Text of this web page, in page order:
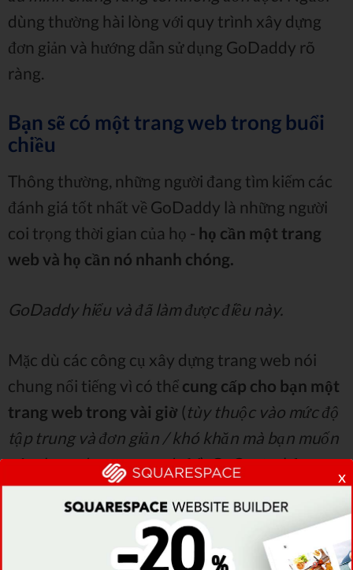
dùng thường hài lòng với quy trình xây dựng
đơn giản và hướng dẫn sử dụng GoDaddy rõ
ràng.
Bạn sẽ có một trang web trong buổi
chiều
Thông thường, những người đang tìm kiếm các
đánh giá tốt nhất về GoDaddy là những người
coi trọng thời gian của họ - họ cần một trang
web và họ cần nó nhanh chóng.
GoDaddy hiểu và đã làm được điều này.
Mặc dù các công cụ xây dựng trang web nói
chung nổi tiếng vì có thể cung cấp cho bạn một
trang web trong vài giờ (tùy thuộc vào mức độ
tập trung và đơn giản / khó khăn mà bạn muốn
xây dựng cho trang web đó), GoCentral đưa
yêu cầu này lên cấp độ cao hơn. Từ thời điểm
bạn mua trang web lưu trữ đến khi trang web
của bạn được phát hành, đó là một quá trình
x